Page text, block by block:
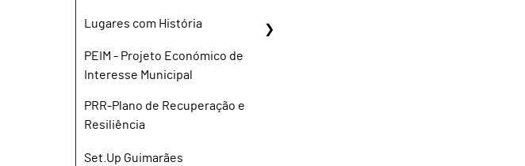
Lugares com História
PEIM - Projeto Económico de
Interesse Municipal
PRR-Plano de Recuperação e
Resiliência
Set.Up Guimarães